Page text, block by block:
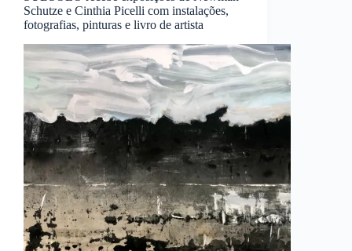
Schutze e Cinthia Picelli com instalações,
fotografias, pinturas e livro de artista